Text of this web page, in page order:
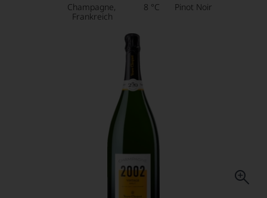
Champagne
Frankreich
8 °C Pinot Noir